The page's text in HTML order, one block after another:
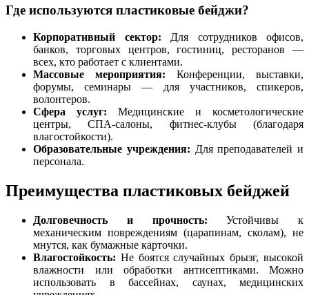
Где используются пластиковые бейджи?
Корпоративный сектор: Для сотрудников офисов,
банков, торговых центров, гостиниц, ресторанов —
всех, кто работает с клиентами.
Массовые мероприятия: Конференции, выставки,
форумы, семинары — для участников, спикеров,
волонтеров.
Сфера услуг: Медицинские и косметологические
центры, СПА-салоны, фитнес-клубы (благодаря
влагостойкости).
Образовательные учреждения: Для преподавателей и
персонала.
Преимущества пластиковых бейджей
Долговечность и прочность: Устойчивы к
механическим повреждениям (царапинам, сколам), не
мнутся, как бумажные карточки.
Влагостойкость: Не боятся случайных брызг, высокой
влажности или обработки антисептиками. Можно
использовать в бассейнах, саунах, медицинских